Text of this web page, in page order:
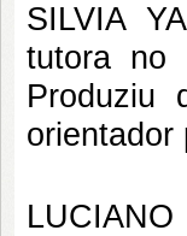
SILVIA
tutora no
Produziu
orientador